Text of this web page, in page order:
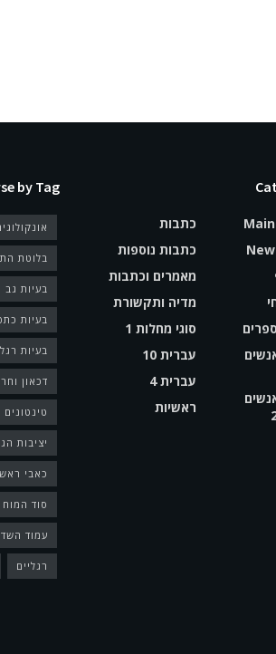
כתבות
כתבות נוספות
מאמרים וכתבות
מדיה ותקשורת
סוגי מחלות 1
עברית 10
עברית 4
ראשיות
by Tag
בלוטת
בעיות גב
בעיות
בעיות
דכאון
טינטונים
יציבות
כאבי ראש
סוד
עמוד
רגליים